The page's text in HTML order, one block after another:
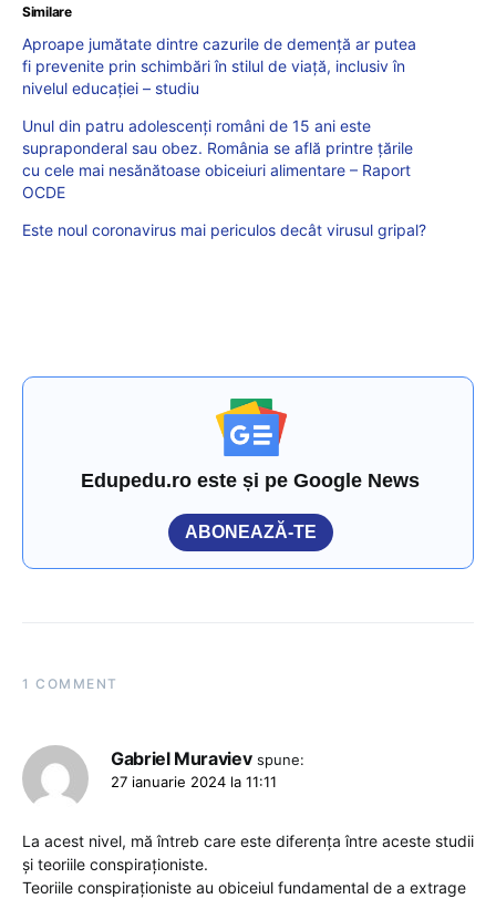
Similare
Aproape jumătate dintre cazurile de demență ar putea
fi prevenite prin schimbări în stilul de viață, inclusiv în
nivelul educației – studiu
Unul din patru adolescenți români de 15 ani este
supraponderal sau obez. România se află printre țările
cu cele mai nesănătoase obiceiuri alimentare – Raport
OCDE
Este noul coronavirus mai periculos decât virusul gripal?
Edupedu.ro este și pe Google News
ABONEAZĂ-TE
1 COMMENT
Gabriel Muraviev spune:
27 ianuarie 2024 la 11:11
La acest nivel, mă întreb care este diferența între aceste studii
și teoriile conspiraționiste.
Teoriile conspiraționiste au obiceiul fundamental de a extrage